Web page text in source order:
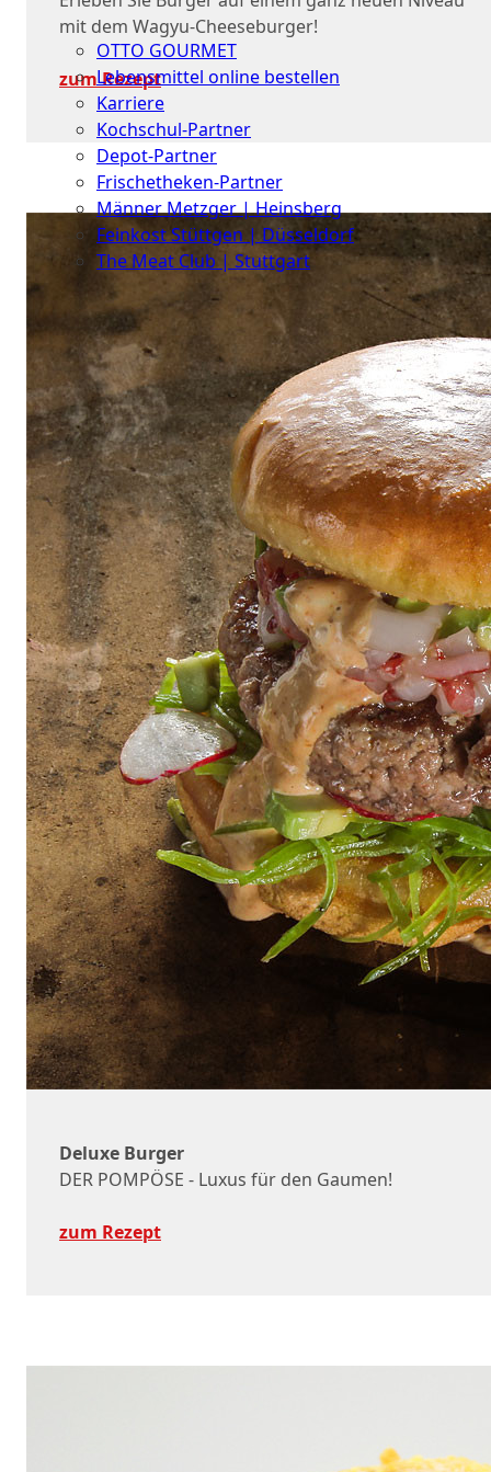
uns
OTTO GOURMET
Lebensmittel online bestellen
Karriere
Kochschul-Partner
Depot-Partner
Frischetheken-Partner
Männer Metzger | Heinsberg
Feinkost Stüttgen | Düsseldorf
The Meat Club | Stuttgart
Geschäftskunden
mit dem Wagyu-Cheeseburger!
zum Rezept
Deluxe Burger
DER POMPÖSE - Luxus für den Gaumen!
zum Rezept